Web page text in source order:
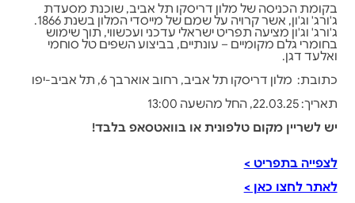
בקומת הכניסה של מלון דריסקו תל אביב, שוכנת מסעדת
ג'ורג' וג'ון, אשר קרויה על שמם של מייסדי המלון בשנת 1866.
ג'ורג' וג'ון מציעה תפריט ישראלי עדכני ועכשווי, תוך שימוש
בחומרי גלם מקומיים – עונתיים, בביצוע השפים טל סוחמי
ואלעד דגן.
כתובת: מלון דריסקו תל אביב, רחוב אוארבך 6, תל אביב-יפו
תאריך: 22.03.25, החל מהשעה 13:00
יש לשריין מקום טלפונית או בוואטסאפ בלבד!
לצפייה בתפריט >
לאתר לחצו כאן >